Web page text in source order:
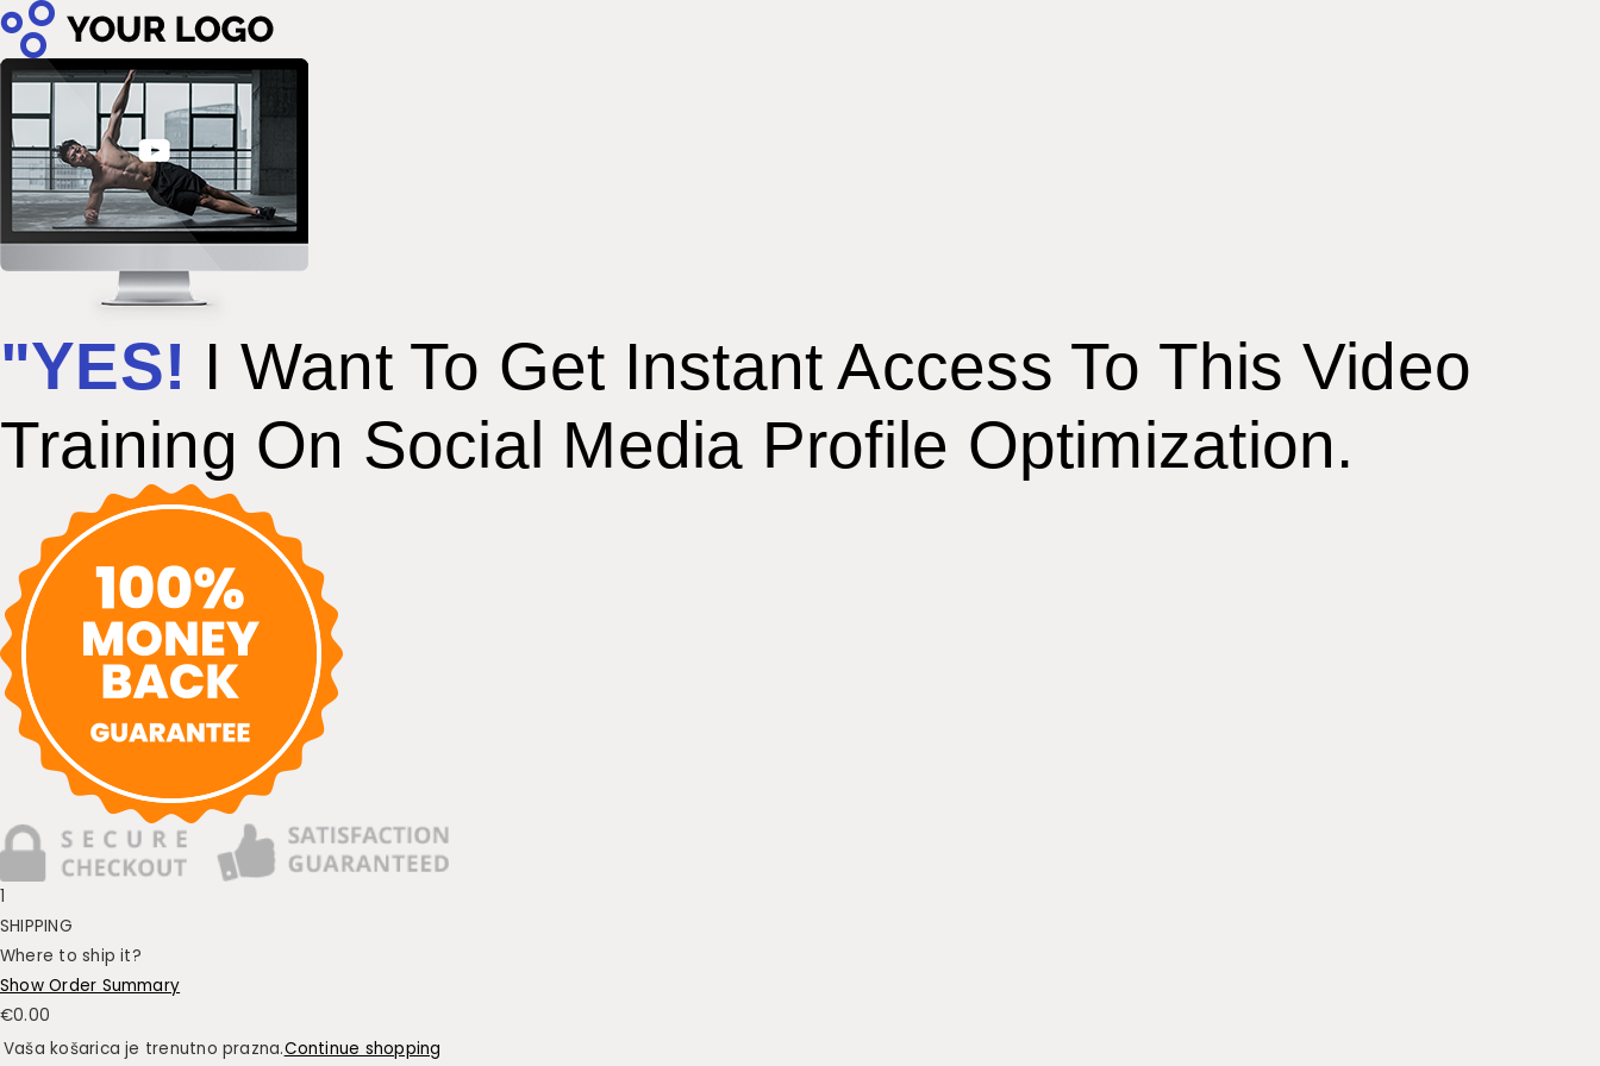
"YES! I Want To Get Instant Access To This Video
Training On Social Media Profile Optimization.
1
SHIPPING
Where to ship it?
Show Order Summary
€0.00
Vaša košarica je trenutno prazna.Continue shopping